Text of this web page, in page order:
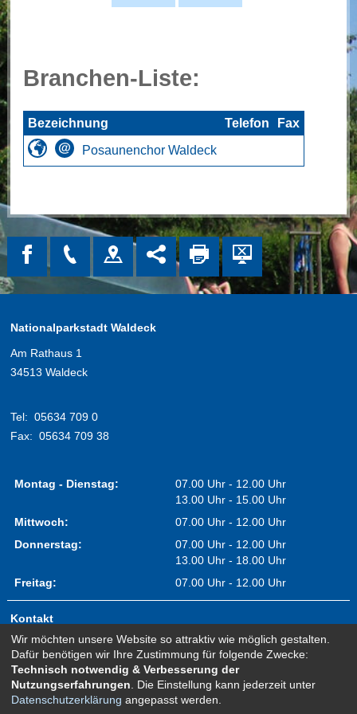
Branchen-Liste:
Bezeichnung Telefon
Fax
Posaunenchor Waldeck
Nationalparkstadt Waldeck
Am Rathaus 1
34513 Waldeck
Tel: 05634 709 0
Fax: 05634 709 38
Montag - Dienstag:
07.00 Uhr - 12.00 Uhr
13.00 Uhr - 15.00 Uhr
Mittwoch:
07.00 Uhr - 12.00 Uhr
Donnerstag:
07.00 Uhr - 12.00 Uhr
13.00 Uhr - 18.00 Uhr
Freitag:
07.00 Uhr - 12.00 Uhr
Kontakt
Impressum
Erklärung zur Barrierefreiheit
Sitemap
Newsletter Anmeldung
Wir möchten unsere Website so attraktiv wie möglich gestalten.
Dafür benötigen wir Ihre Zustimmung für folgende Zwecke:
Technisch notwendig & Verbesserung der
Nutzungserfahrungen . Die Einstellung kann jederzeit unter
Datenschutzerklärung angepasst werden.